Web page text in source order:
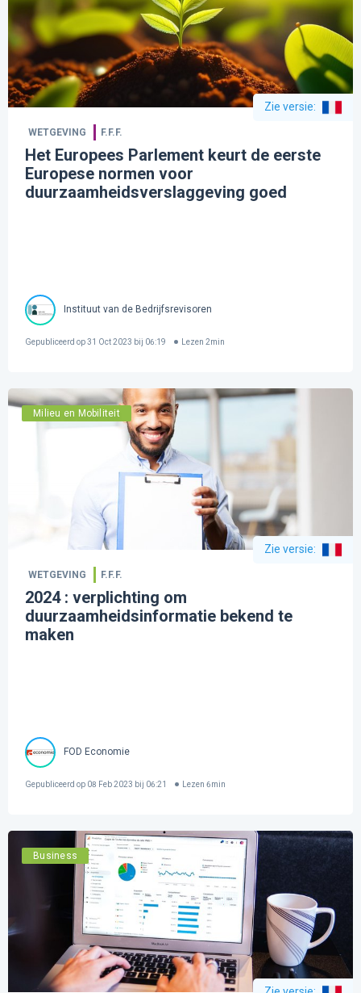
Zie versie:
WETGEVING F.F.F.
Het Europees Parlement keurt de eerste
Europese normen voor
duurzaamheidsverslaggeving goed
Instituut van de Bedrijfsrevisoren
Gepubliceerd op31 Oct 2023 bij 06:19 Lezen 2min
Milieu en Mobiliteit
Zie versie:
WETGEVING F.F.F.
2024 : verplichting om
duurzaamheidsinformatie bekend te
maken
FOD Economie
Gepubliceerd op 08 Feb 2023 bij 06:21 Lezen 6min
Business